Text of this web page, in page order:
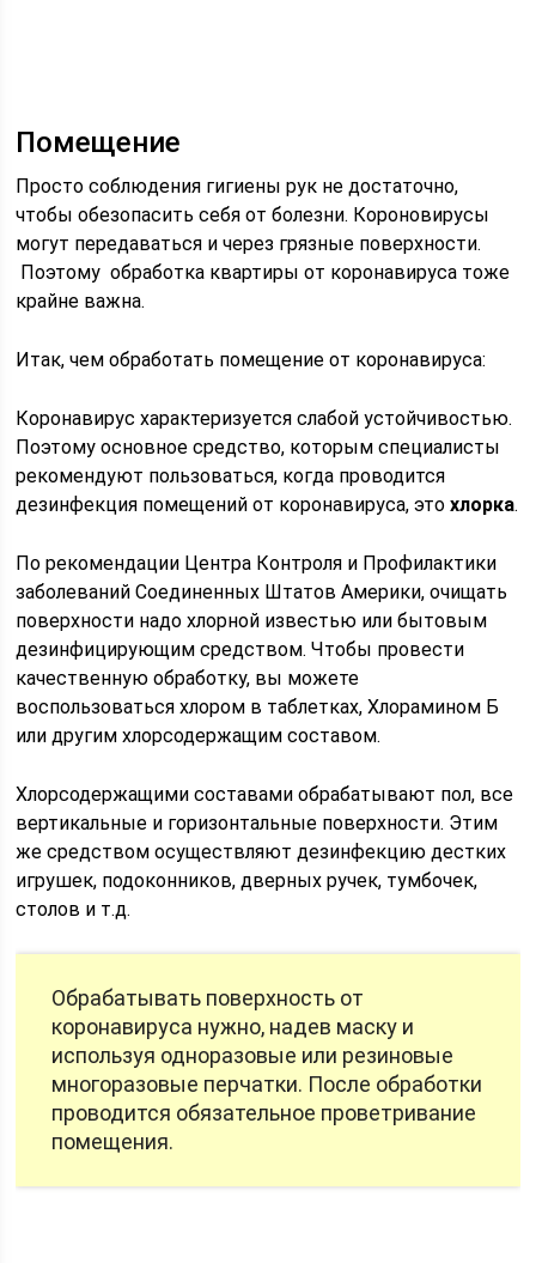
Помещение
Просто соблюдения гигиены рук не достаточно,
чтобы обезопасить себя от болезни. Короновирусы
могут передаваться и через грязные поверхности.
Поэтому обработка квартиры от коронавируса тоже
крайне важна.
Итак, чем обработать помещение от коронавируса:
Коронавирус характеризуется слабой устойчивостью.
Поэтому основное средство, которым специалисты
рекомендуют пользоваться, когда проводится
дезинфекция помещений от коронавируса, этохлорка.
По рекомендации Центра Контроля и Профилактики
заболеваний Соединенных Штатов Америки, очищать
поверхности надо хлорной известью или бытовым
дезинфицирующим средством. Чтобы провести
качественную обработку, вы можете
воспользоваться хлором в таблетках, Хлорамином Б
или другим хлорсодержащим составом.
Хлорсодержащими составами обрабатывают пол, все
вертикальные и горизонтальные поверхности. Этим
же средством осуществляют дезинфекцию дестких
игрушек, подоконников, дверных ручек, тумбочек,
столов и т.д.
Обрабатывать поверхность от
коронавируса нужно, надев маску и
используя одноразовые или резиновые
многоразовые перчатки. После обработки
проводится обязательное проветривание
помещения.